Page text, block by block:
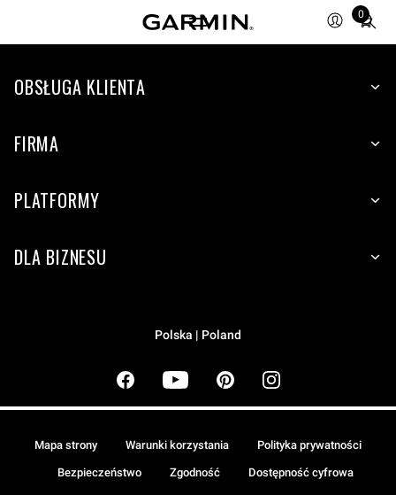
0
Total
items
in
OBSŁUGA KLIENTA
FIRMA
PLATFORMY
DLA BIZNESU
Polska | Poland
Mapa strony Warunki korzystania Polityka prywatności
Bezpieczeństwo Zgodność Dostępność cyfrowa